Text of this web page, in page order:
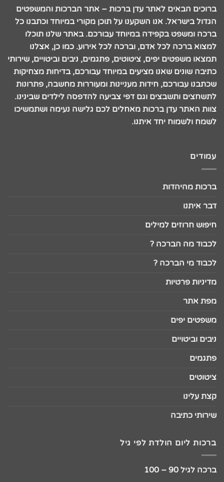
ברוכים הבאים לאתר עדן ברכות – אתר הברכות והמשפטים
הגדול בישראל. אנו השקענו על תוכן מקורי במיוחד וכתבנו כל
ברכה ומשפט בקפידה במיוחד עבורכם. באתר שלנו תוכלו
למצוא ברכה לכל אדם, וברכה לכל אירוע. כמו כן, אצלנו
תמצאו משפטים יפים, ציטוטים, פתגמים, ניבים וביטויים, שירותי
כתיבה שונים שאנו מציעים במיוחד עבורכם, בדיחות מצחיקות
שכתבנו עבורכם, חידות מעניינות ומעוררות מחשבה, פתרונות
לתשחצים ותשבצים וגם דפי צביעה להדפסה לילדים שבינינו.
צוות האתר עדן ברכות מאחלים לכם גלישה נעימה ושתמשיכו
לשמח ולשמוח יחד איתנו.
עמודים
ברכות מהיהדות
דבר איתנו
חיפוש חרוזים למילים
לכבוד מה הברכה ?
לכבוד מי הברכה ?
מדיניות פרטיות
מפת אתר
משפטים יפים
ניבים וביטויים
פתגמים
ציטוטים
קצת עלינו
שירותי כתיבה
ברכות ליום הולדת לפי גיל
ברכה לגיל 90 – 100